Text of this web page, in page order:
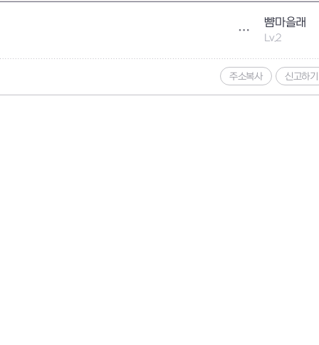
뺨마을래
Lv.2
주소복사 신고하기